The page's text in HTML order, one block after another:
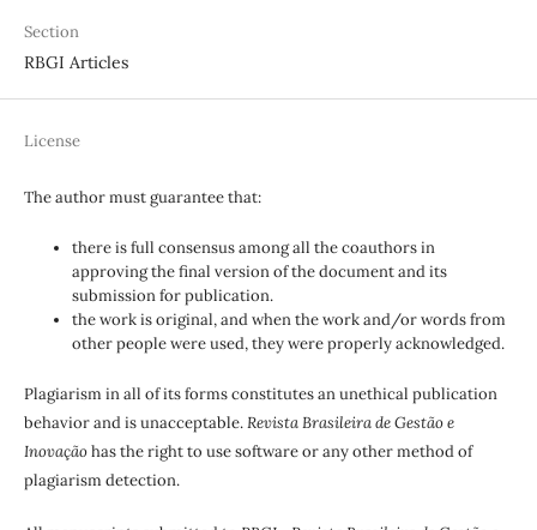
Section
RBGI Articles
License
The author must guarantee that:
there is full consensus among all the coauthors in
approving the final version of the document and its
submission for publication.
the work is original, and when the work and/or words from
other people were used, they were properly acknowledged.
Plagiarism in all of its forms constitutes an unethical publication
behavior and is unacceptable.Revista Brasileira de Gestão e
Inovaçãohas the right to use software or any other method of
plagiarism detection.